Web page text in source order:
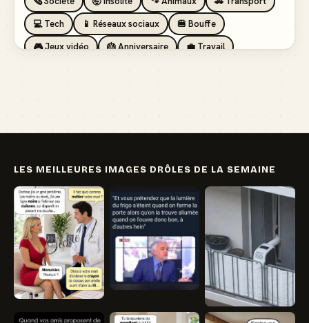
💻 Tech
📱 Réseaux sociaux
🍔 Bouffe
🎮 Jeux vidéo
🎂 Anniversaire
💼 Travail
LES MEILLEURES IMAGES DRÔLES DE LA SEMAINE